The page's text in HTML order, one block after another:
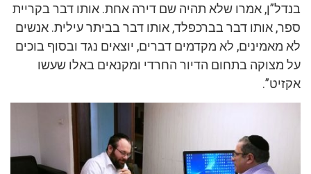
בנדל”ן, אמרו שלא תהיה שם דירה אחת. אותו דבר בקריית
ספר, אותו דבר בברכפלד, אותו דבר בביתר עילית. אנשים
לא מאמינים, לא מקדמים דברים, יוצאים נגד ובסוף בוכים
על מצוקה בתחום הדיור החרדי ומקנאים באלו שעשו
אקזיט”.